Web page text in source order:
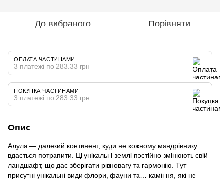
До вибраного Порівняти
ОПЛАТА ЧАСТИНАМИ
3 платежі по 283.33 грн
ПОКУПКА ЧАСТИНАМИ
3 платежі по 283.33 грн
Опис
Алула — далекий континент, куди не кожному мандрівнику
вдається потрапити. Ці унікальні землі постійно змінюють свій
ландшафт, що дає зберігати рівновагу та гармонію. Тут
присутні унікальні види флори, фауни та… каміння, які не